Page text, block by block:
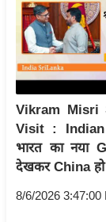
स्तं
भ
ए
म
.
आ
र
.
आ
ई
Vikram Misri
Visit :
भारत का नया
देखकर China हो
8/6/2026 3:47:00